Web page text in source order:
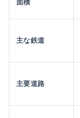
面積
主な鉄道
主要道路